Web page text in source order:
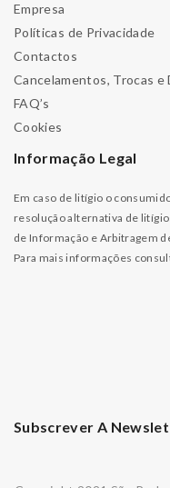
Empresa
Políticas de Privacidade
Contactos
Cancelamentos, Trocas e
FAQ’s
Cookies
Informação Legal
Em caso de litígio o
resolução alternativa de
de Informação e Arbitragem
Para mais informações
Subscrever A